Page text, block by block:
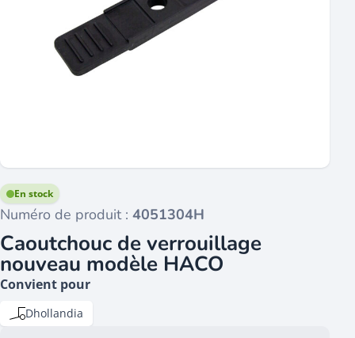
Numéro de produit : 4051304H
En stock
Caoutchouc de verrouillage
nouveau modèle HACO
Convient pour
Dhollandia